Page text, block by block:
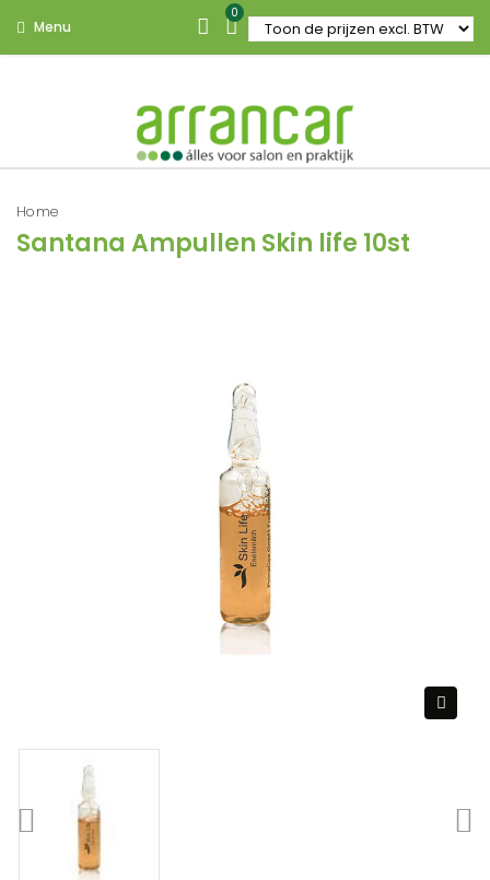
Menu
0
Home
Santana Ampullen Skin life 10st